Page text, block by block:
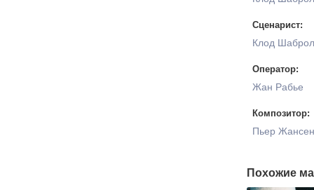
Сценарист:
Клод
Оператор:
Жан Рабье
Композитор:
Пьер Жансен
Похожие